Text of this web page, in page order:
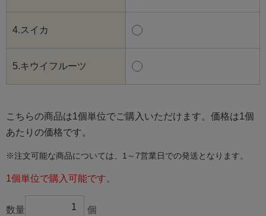
4.スイカ
5.キウイフルーツ
こちらの商品は1個単位でご購入いただけます。価格は1個
あたりの価格です。
※注文可能な商品については、1～7営業日での発送となります。
1個単位で購入可能です。
数量 個